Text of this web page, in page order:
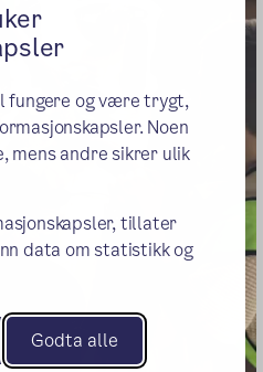
fungere og være trygt,
Noen
mens andre sikrer ulik
tillater
data om statistikk og
Godta alle